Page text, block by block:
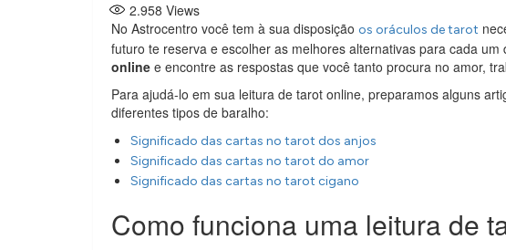
2.958 Views
No Astrocentro você tem à sua disposição os oráculos de tarot
futuro te reserva e escolher as melhores alternativas para cada um
online e encontre as respostas que você tanto procura no amor,
Para ajudá-lo em sua leitura de tarot online, preparamos alguns
diferentes tipos de baralho:
Significado das cartas no tarot dos anjos
Significado das cartas no tarot do amor
Significado das cartas no tarot cigano
Como funciona uma leitura de